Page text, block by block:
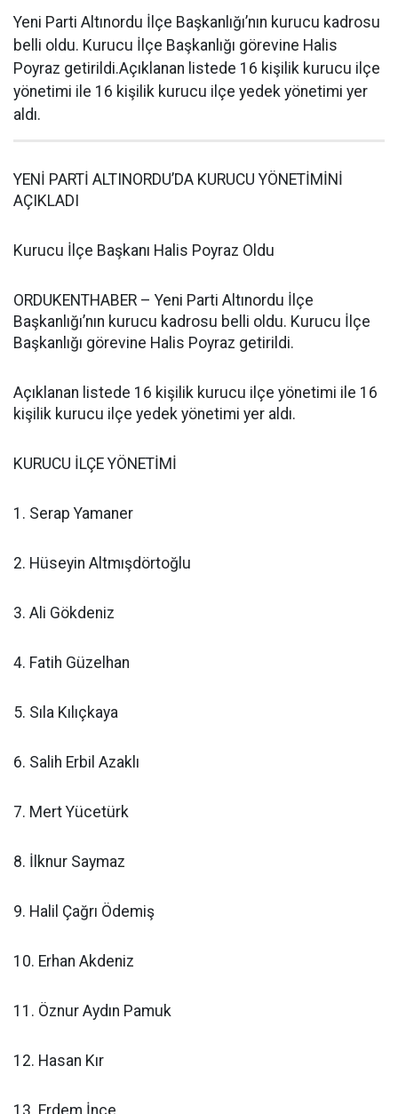
Yeni Parti Altınordu İlçe Başkanlığı’nın kurucu kadrosu
belli oldu. Kurucu İlçe Başkanlığı görevine Halis
Poyraz getirildi.Açıklanan listede 16 kişilik kurucu ilçe
yönetimi ile 16 kişilik kurucu ilçe yedek yönetimi yer
aldı.
YENİ PARTİ ALTINORDU’DA KURUCU YÖNETİMİNİ
AÇIKLADI
Kurucu İlçe Başkanı Halis Poyraz Oldu
ORDUKENTHABER – Yeni Parti Altınordu İlçe
Başkanlığı’nın kurucu kadrosu belli oldu. Kurucu İlçe
Başkanlığı görevine Halis Poyraz getirildi.
Açıklanan listede 16 kişilik kurucu ilçe yönetimi ile 16
kişilik kurucu ilçe yedek yönetimi yer aldı.
KURUCU İLÇE YÖNETİMİ
1. Serap Yamaner
2. Hüseyin Altmışdörtoğlu
3. Ali Gökdeniz
4. Fatih Güzelhan
5. Sıla Kılıçkaya
6. Salih Erbil Azaklı
7. Mert Yücetürk
8. İlknur Saymaz
9. Halil Çağrı Ödemiş
10. Erhan Akdeniz
11. Öznur Aydın Pamuk
12. Hasan Kır